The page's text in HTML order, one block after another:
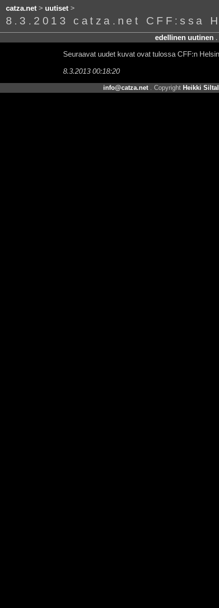
catza.net> uutiset>
8.3.2013 catza.net CFF:ssa
edellinen uutinen.
Seuraavat uudet kuvat ovat tulossa CFF:n
8.3.2013 00:18:20
info@catza.net. Copyright Heikki